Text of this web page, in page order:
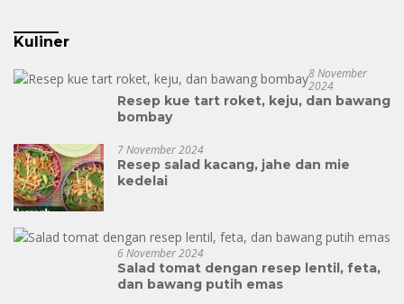
Kuliner
8 November
2024
Resep kue tart roket, keju, dan bawang
bombay
7 November 2024
Resep salad kacang, jahe dan mie
kedelai
6 November 2024
Salad tomat dengan resep lentil, feta,
dan bawang putih emas